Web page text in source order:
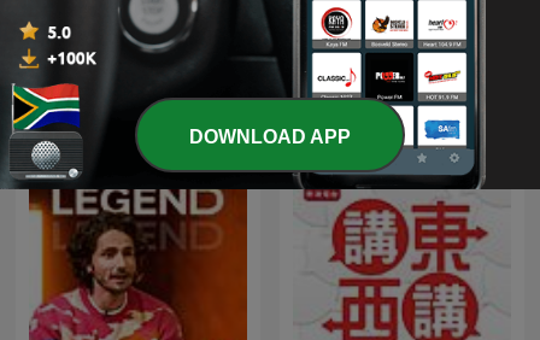
Čestmír Strakatý
DOWNLOAD APP